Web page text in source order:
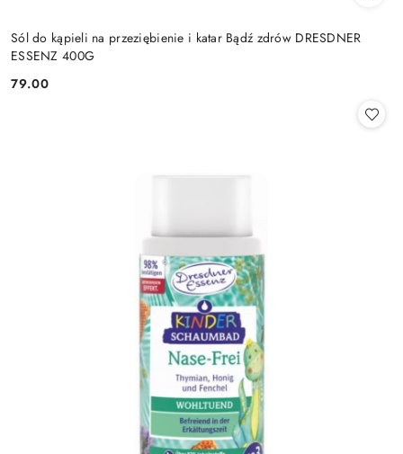
Sól do kąpieli na przeziębienie i katar Bądź zdrów DRESDNER
ESSENZ 400G
Cena:
79.00